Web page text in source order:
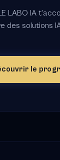
LABO IA
des solutions
le